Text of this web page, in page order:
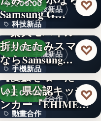
科技新品
今天 09:00
科技新品
文字
Samsung G…
♡
手機新品
今天 09:00
手機新品
4.1
＜楽天モバイル＞
折りたたみスマホ
ならSamsung…
♡
動畫合作
今天 09:00
動畫合作
【愛媛を喰べた
い】県公認キッチ
ンカー『EHIMEみ
きゃん…
♡